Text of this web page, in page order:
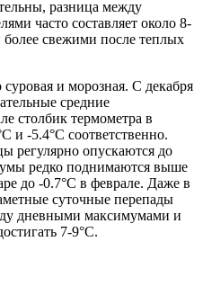
разница между
часто составляет около 8-
более свежими после теплых
суровая и морозная. С декабря
средние
столбик термометра в
и -5.4°C соответственно.
регулярно опускаются до
редко поднимаются выше
до -0.7°C в феврале. Даже в
суточные перепады
дневными максимумами и
7-9°C.